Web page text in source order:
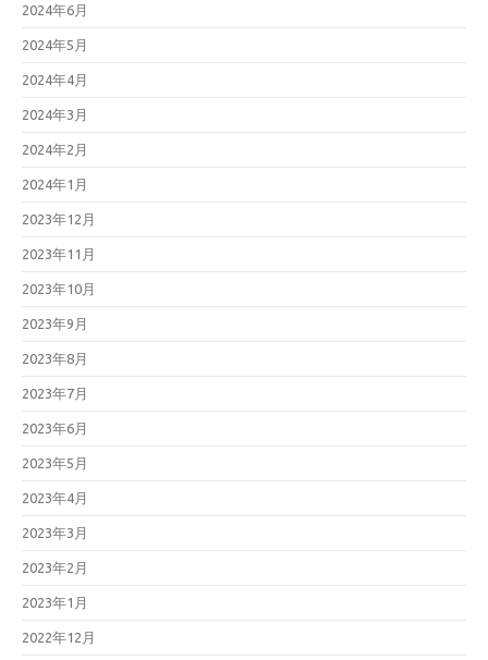
2024年6月
2024年5月
2024年4月
2024年3月
2024年2月
2024年1月
2023年12月
2023年11月
2023年10月
2023年9月
2023年8月
2023年7月
2023年6月
2023年5月
2023年4月
2023年3月
2023年2月
2023年1月
2022年12月